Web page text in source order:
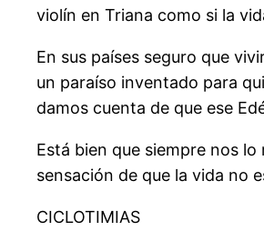
violín en Triana como si la
En sus países seguro que
un paraíso inventado para
damos cuenta de que ese
Está bien que siempre nos
sensación de que la vida no
CICLOTIMIAS